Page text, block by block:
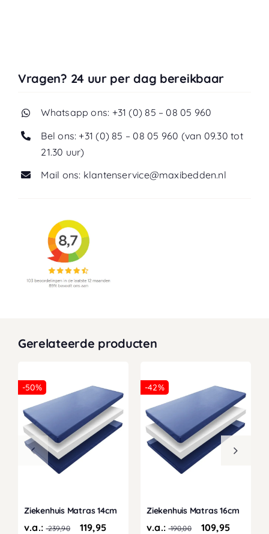
Vragen? 24 uur per dag bereikbaar
Whatsapp ons: +31 (0) 85 – 08 05 960
Bel ons: +31 (0) 85 – 08 05 960 (van 09.30 tot
21.30 uur)
Mail ons: klantenservice@maxibedden.nl
Gerelateerde producten
-50%
Ziekenhuis Matras 14cm
v.a.:239,90 119,95
-42%
Ziekenhuis Matras 16cm
v.a.:190,00 109,95